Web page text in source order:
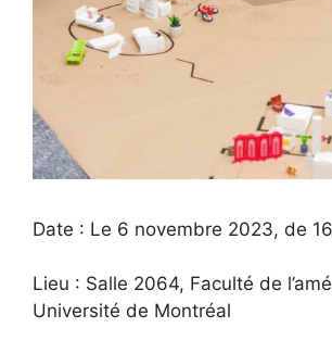
Date : Le 6 novembre 2023, de
Lieu : Salle 2064, Faculté de
Université de Montréal